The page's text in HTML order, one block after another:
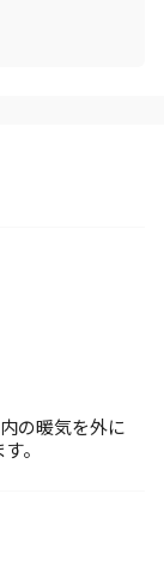
の暖気を外に
。